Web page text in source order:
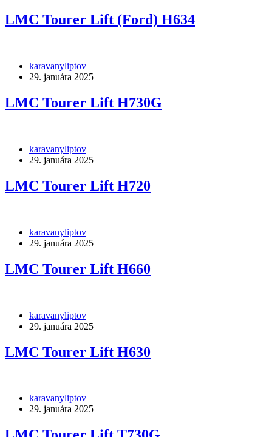
LMC Tourer Lift (Ford) H634
karavanyliptov
29. januára 2025
LMC Tourer Lift H730G
karavanyliptov
29. januára 2025
LMC Tourer Lift H720
karavanyliptov
29. januára 2025
LMC Tourer Lift H660
karavanyliptov
29. januára 2025
LMC Tourer Lift H630
karavanyliptov
29. januára 2025